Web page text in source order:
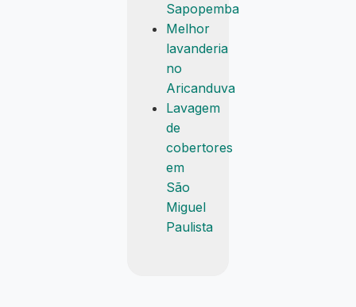
Sapopemba
Melhor
lavanderia
no
Aricanduva
Lavagem
de
cobertores
em
São
Miguel
Paulista